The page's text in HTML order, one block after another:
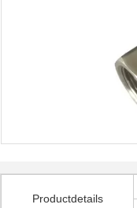
Productdetails